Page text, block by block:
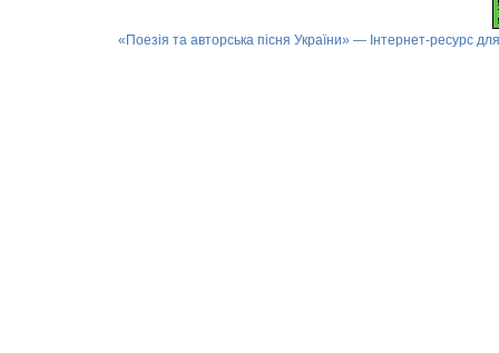
«Поезія та авторська пісня України» — Інтернет-ресурс